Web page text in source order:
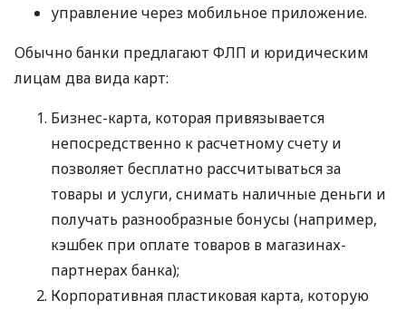
управление через мобильное приложение.
Обычно банки предлагают ФЛП и юридическим
лицам два вида карт:
Бизнес-карта, которая привязывается
непосредственно к расчетному счету и
позволяет бесплатно рассчитываться за
товары и услуги, снимать наличные деньги и
получать разнообразные бонусы (например,
кэшбек при оплате товаров в магазинах-
партнерах банка);
Корпоративная пластиковая карта, которую